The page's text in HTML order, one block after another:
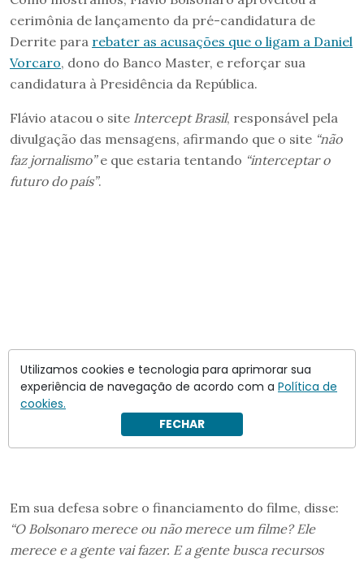
cerimônia de lançamento da pré-candidatura de
Derrite para rebater as acusações que o ligam a Daniel
Vorcaro, dono do Banco Master, e reforçar sua
candidatura à Presidência da República.
Flávio atacou o site Intercept Brasil, responsável pela
divulgação das mensagens, afirmando que o site “não
faz jornalismo”e que estaria tentando “interceptar o
futuro do país”.
Em sua defesa sobre o financiamento do filme, disse:
“O Bolsonaro merece ou não merece um filme? Ele
merece e a gente vai fazer. E a gente busca recursos
Utilizamos cookies e tecnologia para aprimorar sua
experiência de navegação de acordo com a Política de
cookies.
FECHAR